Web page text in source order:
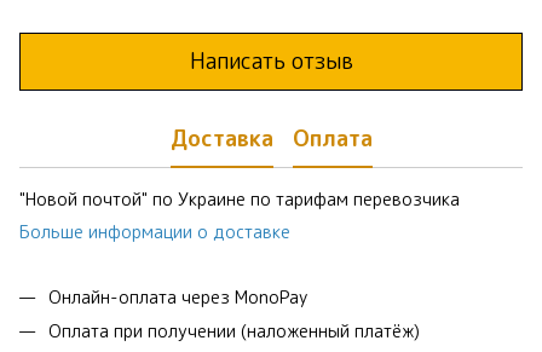
Написать отзыв
Доставка Оплата
"Новой почтой" по Украине по тарифам перевозчика
Больше информации о доставке
Онлайн-оплата через MonoPay
Оплата при получении (наложенный платёж)